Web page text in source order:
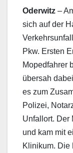
Oderwitz –
sich auf der
Pkw. Ersten
Mopedfahrer
übersah
es zum
Polizei,
Unfallort. Der
und kam mit
Klinikum. Die